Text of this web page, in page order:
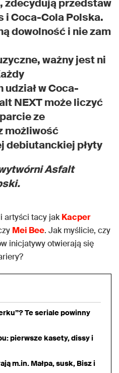
zdecydują przedstaw
i Coca-Cola Polska.
dowolność i nie zam
ważny jest ni
w Coca-
NEXT może liczyć
ze
możliwość
debiutanckiej płyty
Asfalt
artyści tacy jakKacper
Mei Bee. Jak myślicie, czy
inicjatywy otwierają się
Te seriale powinny
pierwsze kasety, dissy i
m.in. Małpa, susk, Bisz i